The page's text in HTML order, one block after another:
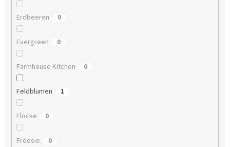
Erdbeeren 0
Evergreen 0
Farmhouse Kitchen 0
Feldblumen 1
Flocke 0
Freesie 0